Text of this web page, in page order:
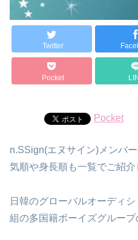
Twitter
Pocket
Pocket
n.SSign(エヌサイン)メンバ
気順や身長順も一覧でご紹介
日韓のグローバルオーディ
組の多国籍ボーイズグループ